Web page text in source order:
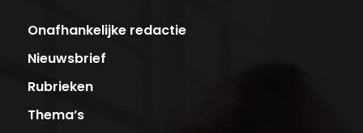
Onafhankelijke redactie
Nieuwsbrief
Rubrieken
Thema’s